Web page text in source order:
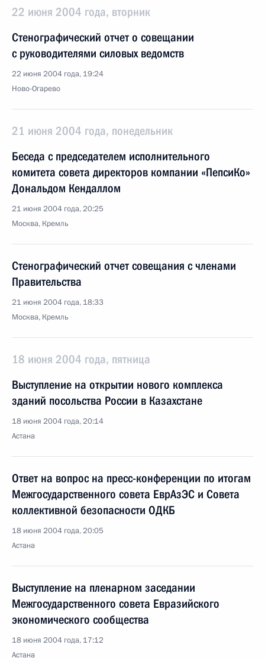
22 июня 2004 года, вторник
Стенографический отчет о совещании
с руководителями силовых ведомств
22 июня 2004 года, 19:24
Ново-Огарево
21 июня 2004 года, понедельник
Беседа с председателем исполнительного
комитета совета директоров компании «ПепсиКо»
Дональдом Кендаллом
21 июня 2004 года, 20:25
Москва, Кремль
Стенографический отчет совещания с членами
Правительства
21 июня 2004 года, 18:33
Москва, Кремль
18 июня 2004 года, пятница
Выступление на открытии нового комплекса
зданий посольства России в Казахстане
18 июня 2004 года, 20:14
Астана
Ответ на вопрос на пресс-конференции по итогам
Межгосударственного совета ЕврАзЭС и Совета
коллективной безопасности ОДКБ
18 июня 2004 года, 20:05
Астана
Выступление на пленарном заседании
Межгосударственного совета Евразийского
экономического сообщества
18 июня 2004 года, 17:12
Астана